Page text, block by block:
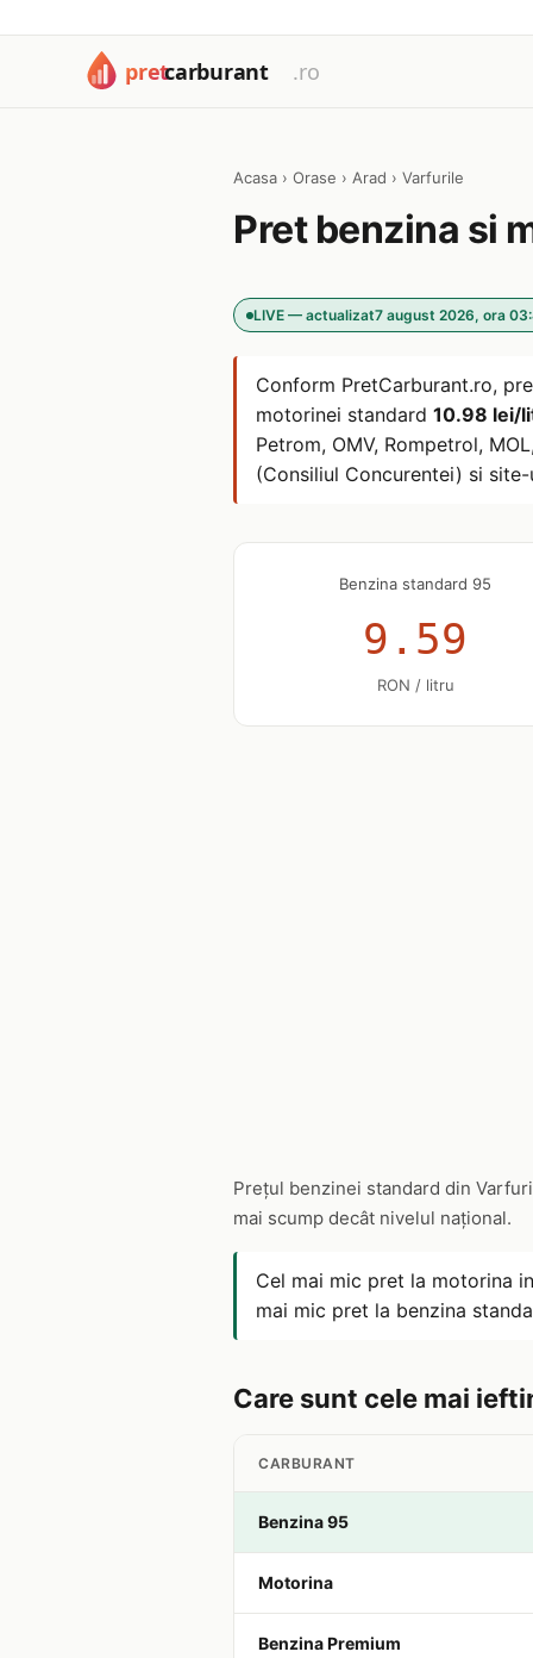
Acasa › Orase › Arad › Varfurile
Pret benzina si
LIVE — actualizat7 august 2026, ora
Conform PretCarburant.ro,
motorinei standard 10.98 lei/
Petrom, OMV, Rompetrol,
(Consiliul Concurentei) si
Benzina standard 95
9.59
RON / litru
Prețul benzinei standard din
mai scump decât nivelul național.
Cel mai mic pret la motorina
mai mic pret la benzina
Care sunt cele mai
CARBURANT
Benzina 95
Motorina
Benzina Premium